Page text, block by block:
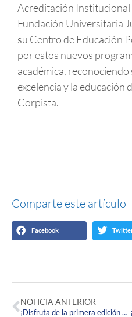
Acreditación Institucional
Fundación Universitaria
su Centro de Educación
por estos nuevos
académica,
excelencia y la educación
Corpista.
Comparte este artículo
Facebook
NOTICIA ANTERIOR
¡Disfruta de la primera edición de Trasfondo Literario!